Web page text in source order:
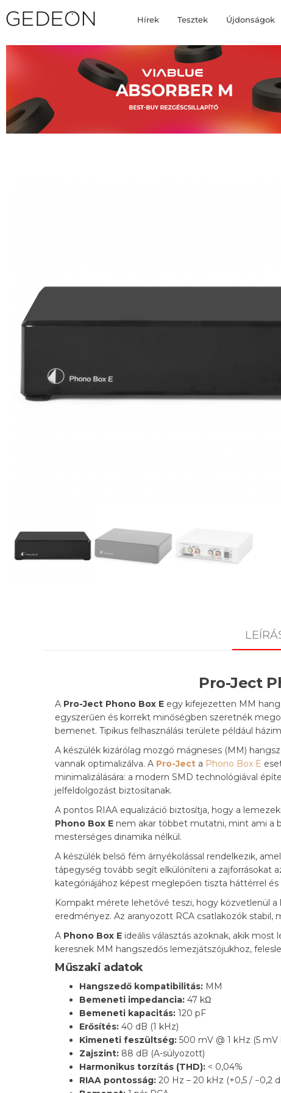
Hírek Tesztek Újdonságok
Pro-Ject
A Pro-Ject Phono Box E egy kifejezetten MM
egyszerűen és korrekt minőségben szeretnék
bemenet. Tipikus felhasználási területe például
A készülék kizárólag mozgó mágneses (MM)
vannak optimalizálva. A Pro-Ject a Phono Box E
minimalizálására: a modern SMD technológiával
jelfeldolgozást biztosítanak.
A pontos RIAA equalizáció biztosítja, hogy a
Phono Box E nem akar többet mutatni, mint ami a
mesterséges dinamika nélkül.
A készülék belső fém árnyékolással rendelkezik,
tápegység tovább segít elkülöníteni a zajforrásokat
kategóriájához képest meglepően tiszta háttérrel
Kompakt mérete lehetővé teszi, hogy közvetlenül
eredményez. Az aranyozott RCA csatlakozók
A Phono Box E ideális választás azoknak, akik
keresnek MM hangszedős lemezjátszójukhoz,
Műszaki adatok
Hangszedő kompatibilitás: MM
Bemeneti impedancia: 47 kΩ
Bemeneti kapacitás: 120 pF
Erősítés: 40 dB (1 kHz)
Kimeneti feszültség: 500 mV @ 1 kHz (5
Zajszint: 88 dB (A-súlyozott)
Harmonikus torzítás (THD): < 0,04%
RIAA pontosság: 20 Hz – 20 kHz (+0,5 / −0,2